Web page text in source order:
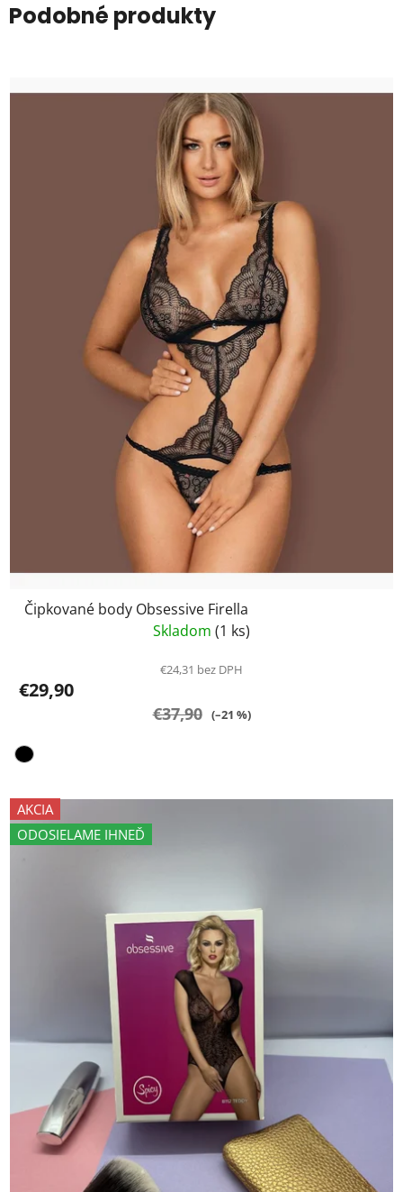
Podobné produkty
Čipkované body Obsessive Firella
Skladom (1 ks)
€24,31 bez DPH
€29,90
€37,90 (–21 %)
AKCIA
ODOSIELAME IHNEĎ